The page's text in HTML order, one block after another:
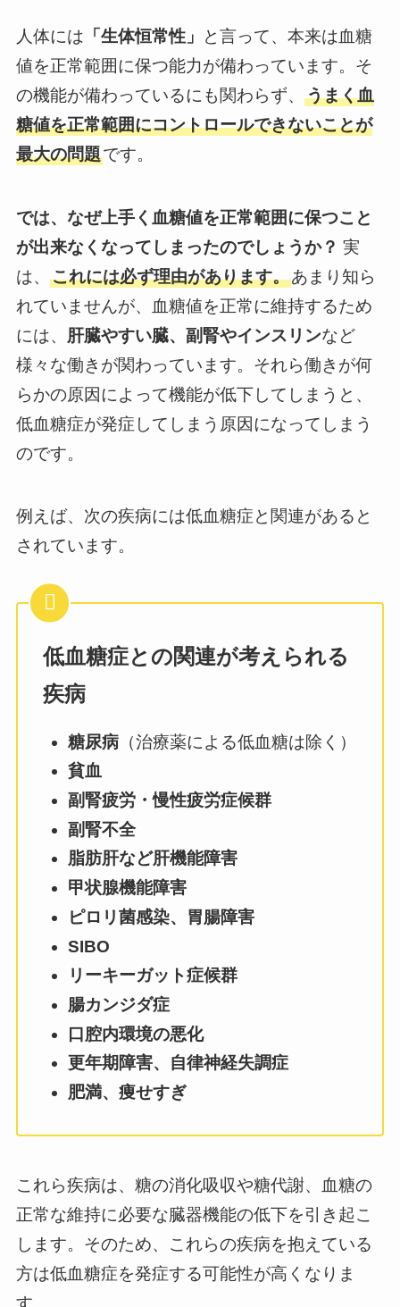
人体には 「生体恒常性」
と言って、本来は血糖
値を正常範囲に保つ能力が備わっています。そ
の機能が備わっているにも関わらず、 うまく血
糖値を正常範囲にコントロールできないことが
最大の問題です。
では、なぜ上手く血糖値を正常範囲に保つこと
が出来なくなってしまったのでしょうか？ 実
は、 これには必ず理由があります。あまり知ら
れていませんが、血糖値を正常に維持するため
には、 肝臓やすい臓、副腎やインスリンなど
様々な働きが関わっています。それら働きが何
らかの原因によって機能が低下してしまうと、
低血糖症が発症してしまう原因になってしまう
のです。
例えば、次の疾病には低血糖症と関連があると
されています。
低血糖症との関連が考えられる
疾病
糖尿病 （治療薬による低血糖は除く）
貧血
副腎疲労・慢性疲労症候群
副腎不全
脂肪肝など肝機能障害
甲状腺機能障害
ピロリ菌感染、胃腸障害
SIBO
リーキーガット症候群
腸カンジダ症
口腔内環境の悪化
更年期障害、自律神経失調症
肥満、痩せすぎ
これら疾病は、糖の消化吸収や糖代謝、血糖の
正常な維持に必要な臓器機能の低下を引き起こ
します。そのため、これらの疾病を抱えている
方は低血糖症を発症する可能性が高くなりま
す。